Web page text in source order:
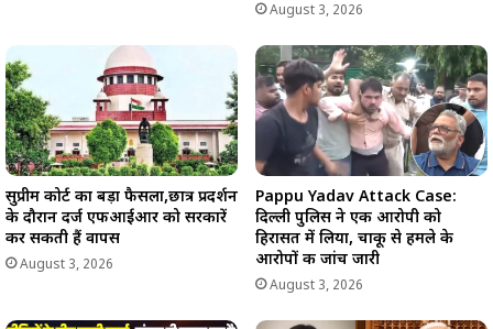
August 3, 2026
सुप्रीम कोर्ट का बड़ा फैसला,छात्र प्रदर्शन
के दौरान दर्ज एफआईआर को सरकारें
कर सकती हैं वापस
August 3, 2026
Pappu Yadav Attack Case:
दिल्ली पुलिस ने एक आरोपी को
हिरासत में लिया, चाकू से हमले के
आरोपों की जांच जारी
August 3, 2026